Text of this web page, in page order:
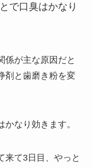
で口臭はかなり
係が主な原因だと
剤と歯磨き粉を変
なり効きます。
来て3日目、やっと